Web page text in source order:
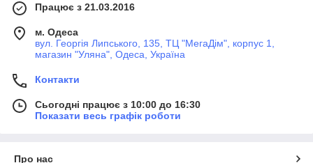
Працює з 21.03.2016
м. Одеса
вул. Георгія Липського, 135, ТЦ "МегаДім", корпус 1,
магазин "Уляна", Одеса, Україна
Контакти
Сьогодні працює з 10:00 до 16:30
Показати весь графік роботи
Про нас